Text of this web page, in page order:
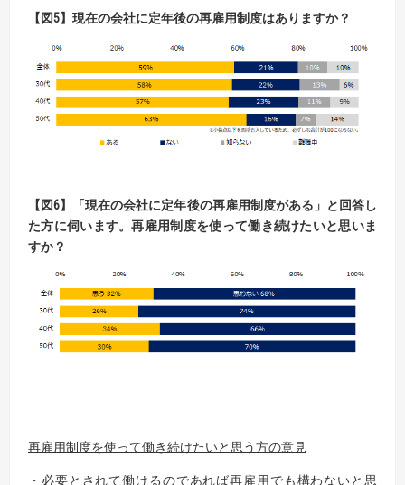
【 図5】 現在の会社に定年後の再雇用制度はありますか？
【 図6】
「現在の会社に定年後の再雇用制度がある」と回答し
た方に伺います。再雇用制度を使って働き続けたいと思いま
すか？
再雇用制度を使って働き続けたいと思う方の意見
・必要とされて働けるのであれば再雇用でも構わないと思